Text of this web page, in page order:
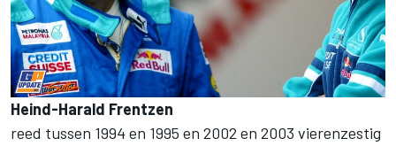
Heind-Harald Frentzen
reed tussen 1994 en 1995 en 2002 en 2003 vierenzestig